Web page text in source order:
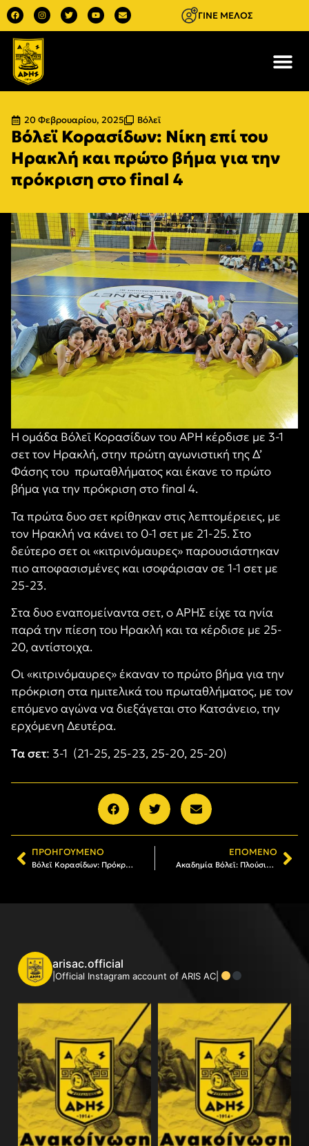
ΓΙΝΕ ΜΕΛΟΣ
20 Φεβρουαρίου, 2025 Βόλεϊ
Βόλεϊ Κορασίδων: Νίκη επί του
Ηρακλή και πρώτο βήμα για την
πρόκριση στο final 4
Η ομάδα Βόλεϊ Κορασίδων του ΑΡΗ κέρδισε με 3-1
σετ τον Ηρακλή, στην πρώτη αγωνιστική της Δ’
Φάσης του πρωταθλήματος και έκανε το πρώτο
βήμα για την πρόκριση στο final 4.
Τα πρώτα δυο σετ κρίθηκαν στις λεπτομέρειες, με
τον Ηρακλή να κάνει το 0-1 σετ με 21-25. Στο
δεύτερο σετ οι «κιτρινόμαυρες» παρουσιάστηκαν
πιο αποφασισμένες και ισοφάρισαν σε 1-1 σετ με
25-23.
Στα δυο εναπομείναντα σετ, ο ΑΡΗΣ είχε τα ηνία
παρά την πίεση του Ηρακλή και τα κέρδισε με 25-
20, αντίστοιχα.
Οι «κιτρινόμαυρες» έκαναν το πρώτο βήμα για την
πρόκριση στα ημιτελικά του πρωταθλήματος, με τον
επόμενο αγώνα να διεξάγεται στο Κατσάνειο, την
ερχόμενη Δευτέρα.
Τα σετ: 3-1 (21-25, 25-23, 25-20, 25-20)
ΠΡΟΗΓΟΎΜΕΝΟ
Βόλεϊ Κορασίδων: Πρόκριση στους «8» του πρωταθλήματος
ΕΠΌΜΕΝΟ
Ακαδημία Βόλεϊ: Πλούσιες εμπειρίες από τα φιλικά με τον Μέγα Αλέξανδρο
arisac.official
|Official Instagram account of ARIS AC|